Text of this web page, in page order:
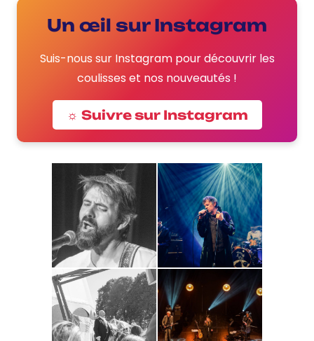
Un œil sur Instagram
Suis-nous sur Instagram pour découvrir les
coulisses et nos nouveautés !
☼ Suivre sur Instagram